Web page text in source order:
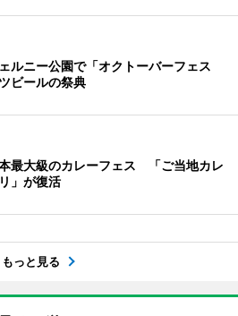
ルニー公園で「オクトーバーフェス
ビールの祭典
最大級のカレーフェス 「ご当地カレ
」が復活
もっと見る